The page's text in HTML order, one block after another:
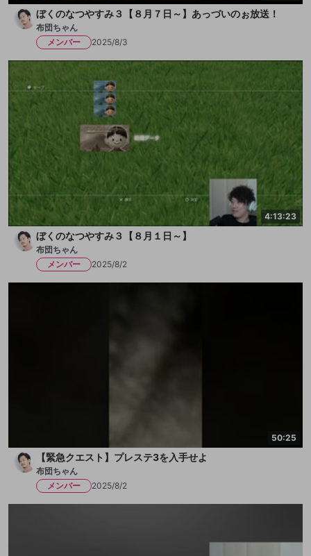
ぼくのなつやすみ３【８月７日～】あっづいのぉ放送！
布団ちゃん
メンバー
2025/8/3
4:13:23
ぼくのなつやすみ３【８月１日～】
布団ちゃん
メンバー
2025/8/2
50:25
【緊急クエスト】プレステ3を入手せよ
布団ちゃん
メンバー
2025/8/2